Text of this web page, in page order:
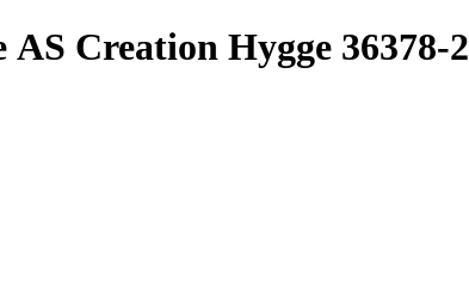
Creation Hygge 36378-2